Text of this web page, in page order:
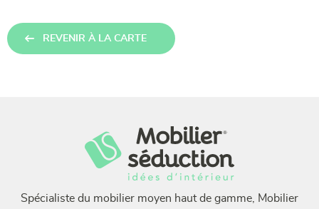
REVENIR À LA CARTE
Spécialiste du mobilier moyen haut de gamme, Mobilier